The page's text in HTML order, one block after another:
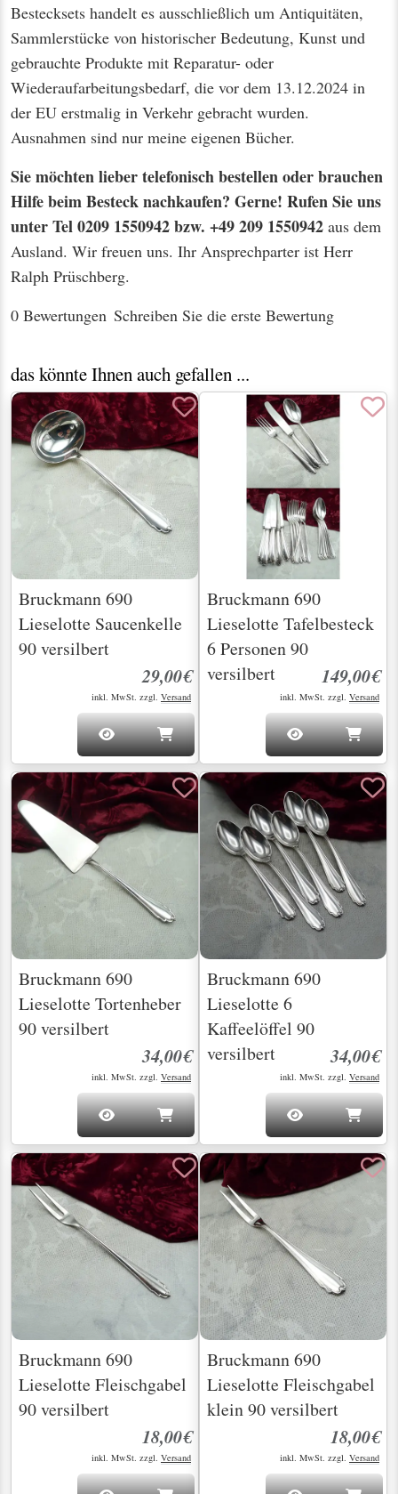
Bestecksets handelt es ausschließlich um Antiquitäten,
Sammlerstücke von historischer Bedeutung, Kunst und
gebrauchte Produkte mit Reparatur- oder
Wiederaufarbeitungsbedarf, die vor dem 13.12.2024 in
der EU erstmalig in Verkehr gebracht wurden.
Ausnahmen sind nur meine eigenen Bücher.
Sie möchten lieber telefonisch bestellen oder brauchen
Hilfe beim Besteck nachkaufen? Gerne! Rufen Sie uns
unter Tel 0209 1550942 bzw. +49 209 1550942 aus dem
Ausland. Wir freuen uns. Ihr Ansprechparter ist Herr
Ralph Prüschberg.
0 Bewertungen Schreiben Sie die erste Bewertung
das könnte Ihnen auch gefallen ...
Bruckmann 690
Lieselotte Saucenkelle
90 versilbert
29,00€
inkl. MwSt. zzgl. Versand
Bruckmann 690
Lieselotte Tafelbesteck
6 Personen 90
versilbert
149,00€
inkl. MwSt. zzgl. Versand
Bruckmann 690
Lieselotte Tortenheber
90 versilbert
34,00€
inkl. MwSt. zzgl. Versand
Bruckmann 690
Lieselotte 6
Kaffeelöffel 90
versilbert
34,00€
inkl. MwSt. zzgl. Versand
Bruckmann 690
Lieselotte Fleischgabel
90 versilbert
18,00€
inkl. MwSt. zzgl. Versand
Bruckmann 690
Lieselotte Fleischgabel
klein 90 versilbert
18,00€
inkl. MwSt. zzgl. Versand